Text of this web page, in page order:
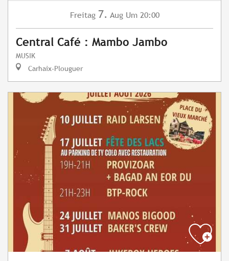
Freitag 7. Aug Um 20:00
Central Café : Mambo Jambo
MUSIK
Carhaix-Plouguer